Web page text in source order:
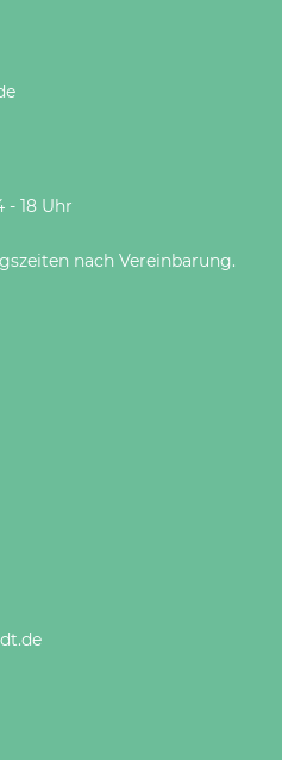
18 Uhr
nach Vereinbarung.